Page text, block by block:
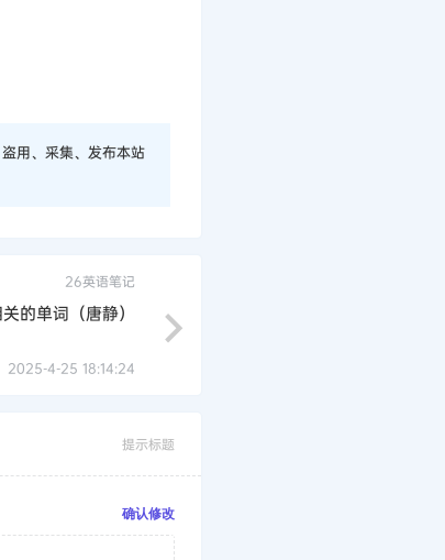
用、采集、发布本站
26英语笔记
的单词（唐静）
2025-4-25 18:14:24
提示标题
确认修改